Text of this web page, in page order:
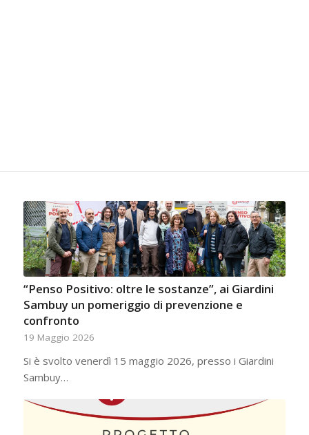
“Penso Positivo: oltre le sostanze”, ai Giardini
Sambuy un pomeriggio di prevenzione e
confronto
19 Maggio 2026
Si è svolto venerdì 15 maggio 2026, presso i Giardini
Sambuy…